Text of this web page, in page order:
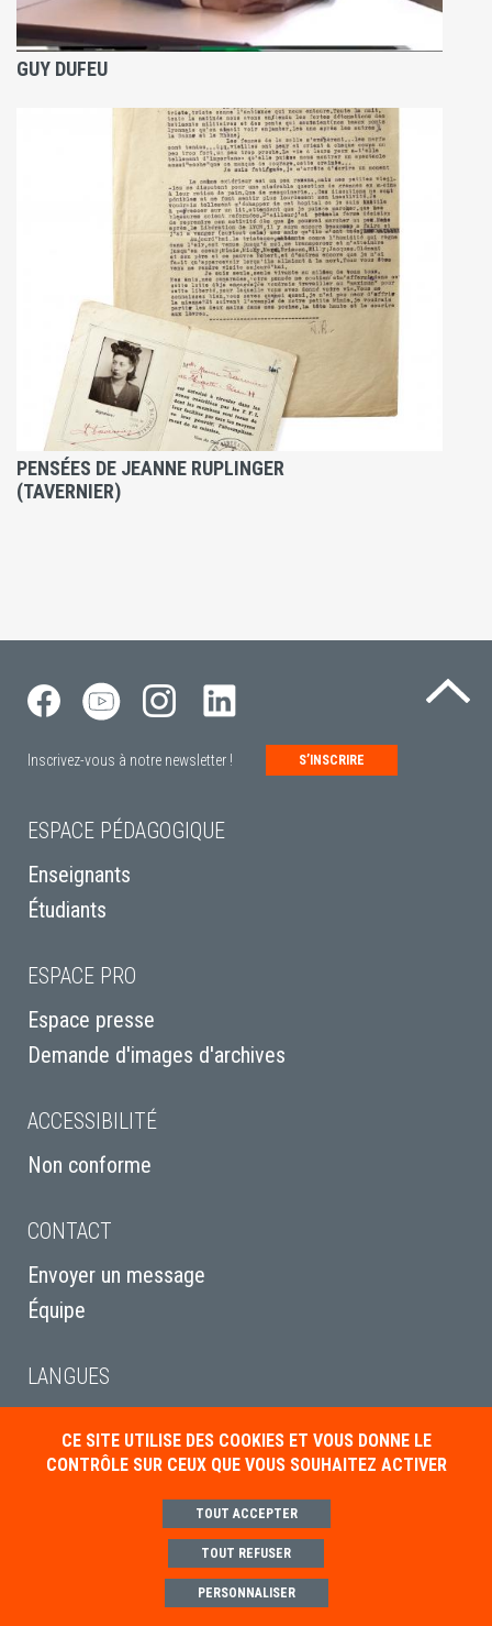
GUY DUFEU
PENSÉES DE JEANNE RUPLINGER
(TAVERNIER)
Inscrivez-vous à notre newsletter ! S’INSCRIRE
ESPACE PÉDAGOGIQUE
Enseignants
Étudiants
ESPACE PRO
Espace presse
Demande d'images d'archives
ACCESSIBILITÉ
Non conforme
CONTACT
Envoyer un message
Équipe
LANGUES
Italiano
Politique de gestion des cookies
CE SITE UTILISE DES COOKIES ET VOUS DONNE LE
CONTRÔLE SUR CEUX QUE VOUS SOUHAITEZ ACTIVER
TOUT ACCEPTER
TOUT REFUSER
PERSONNALISER